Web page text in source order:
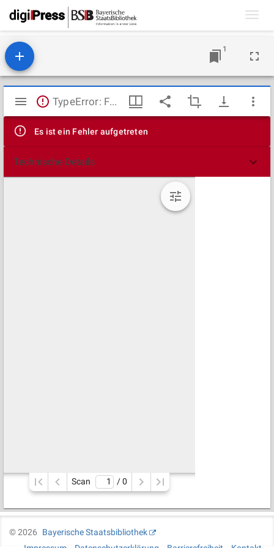
1
Mirador
Viewer
TypeError: Failed to fetch
Es ist ein Fehler aufgetreten
Technische Details
Scan / 0
©2026
Bayerische Staatsbibliothek